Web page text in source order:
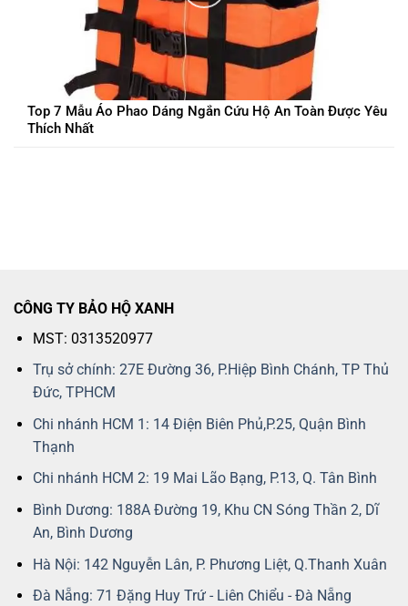
Top 7 Mẫu Áo Phao Dáng Ngắn Cứu Hộ An Toàn Được Yêu
Thích Nhất
CÔNG TY BẢO HỘ XANH
MST: 0313520977
Trụ sở chính: 27E Đường 36, P.Hiệp Bình Chánh, TP Thủ
Đức, TPHCM
Chi nhánh HCM 1: 14 Điện Biên Phủ,P.25, Quận Bình
Thạnh
Chi nhánh HCM 2: 19 Mai Lão Bạng, P.13, Q. Tân Bình
Bình Dương: 188A Đường 19, Khu CN Sóng Thần 2, Dĩ
An, Bình Dương
Hà Nội: 142 Nguyễn Lân, P. Phương Liệt, Q.Thanh Xuân
Đà Nẵng: 71 Đặng Huy Trứ - Liên Chiểu - Đà Nẵng